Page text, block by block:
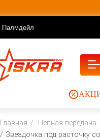
Палмдейл
Главная Цепная передача
Звездочка под расточку